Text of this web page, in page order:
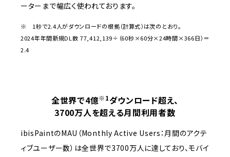
ーターまで幅広く使われております。
※ 1秒で2.4人がダウンロードの根拠（計算式）は次のとおり。
2024年年間新規DL数 77,412,139÷（60秒×60分×24時間×366日）＝
2.4
全世界で4億※1ダウンロード超え、
3700万人を超える月間利用者数
ibisPaintのMAU（Monthly Active Users：月間のアクテ
ィブユーザー数）は全世界で3700万人に達しており、モバイ